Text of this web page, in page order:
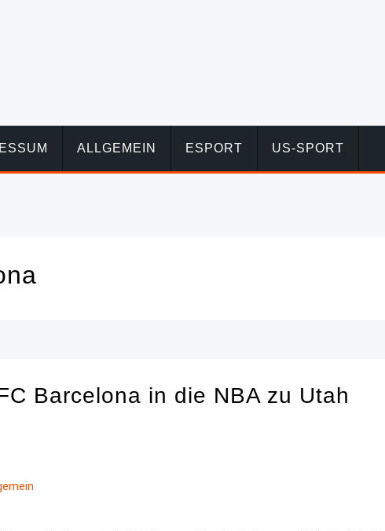
ALLGEMEIN ESPORT US-SPORT
Barcelona in die NBA zu Utah